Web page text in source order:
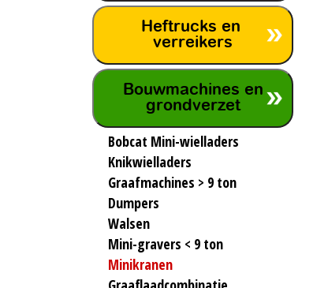
Heftrucks en
verreikers
Bouwmachines en
grondverzet
Bobcat Mini-wielladers
Knikwielladers
Graafmachines > 9 ton
Dumpers
Walsen
Mini-gravers < 9 ton
Minikranen